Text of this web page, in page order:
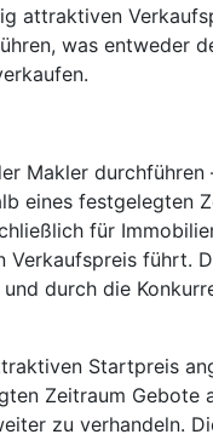
attraktiven
was entweder
Makler durchführen
eines festgelegten
für
führt.
durch die
Startpreis
Zeitraum Gebote
zu verhandeln.